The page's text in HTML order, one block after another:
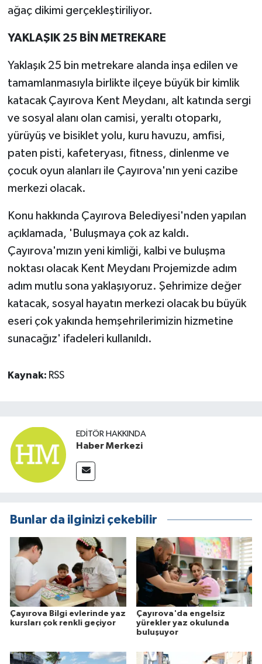
ağaç dikimi gerçekleştiriliyor.
YAKLAŞIK 25 BİN METREKARE
Yaklaşık 25 bin metrekare alanda inşa edilen ve
tamamlanmasıyla birlikte ilçeye büyük bir kimlik
katacak Çayırova Kent Meydanı, alt katında sergi
ve sosyal alanı olan camisi, yeraltı otoparkı,
yürüyüş ve bisiklet yolu, kuru havuzu, amfisi,
paten pisti, kafeteryası, fitness, dinlenme ve
çocuk oyun alanları ile Çayırova'nın yeni cazibe
merkezi olacak.
Konu hakkında Çayırova Belediyesi'nden yapılan
açıklamada, 'Buluşmaya çok az kaldı.
Çayırova'mızın yeni kimliği, kalbi ve buluşma
noktası olacak Kent Meydanı Projemizde adım
adım mutlu sona yaklaşıyoruz. Şehrimize değer
katacak, sosyal hayatın merkezi olacak bu büyük
eseri çok yakında hemşehrilerimizin hizmetine
sunacağız' ifadeleri kullanıldı.
Kaynak: RSS
EDITÖR HAKKINDA
Haber Merkezi
Bunlar da ilginizi çekebilir
Çayırova Bilgi evlerinde yaz
kursları çok renkli geçiyor
Çayırova'da engelsiz
yürekler yaz okulunda
buluşuyor